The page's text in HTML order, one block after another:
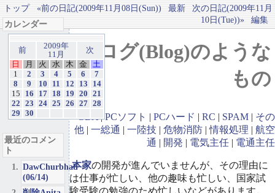
トップ «前の日記(2009年11月08日(Sun)) 最新
次の日記(2009年11月
10日(Tue))»
編集
ブログ(Blog)のような
もの
GBA|PCソフト | PCハード | RC | SPAM | その
他 | 一総通 | 一陸技 | 危物消防 |情報処理 | 航空
通 | 開発 | 電気主任 | 電通主任
本家の開発が進んでいませんが、その理由に
は仕事が忙しい、他の趣味も忙しい、国家試
験受験の勉強のため忙しいなどがあります。
カレンダー
前
2009年
11月
次
日
月 火 水 木 金
土
1
2 3 4 5 6
7
8
9 10 11 12 13
14
15
16 17 18 19 20
21
22
23 24 25 26 27 28
29
30
最近のコメン
ト
DawChurbhab
(06/14)